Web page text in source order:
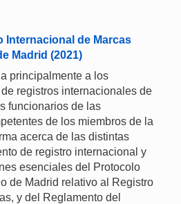
Internacional de Marcas
Madrid (2021)
principalmente a los
registros internacionales de
funcionarios de las
de los miembros de la
acerca de las distintas
de registro internacional y
esenciales del Protocolo
de Madrid relativo al Registro
y del Reglamento del